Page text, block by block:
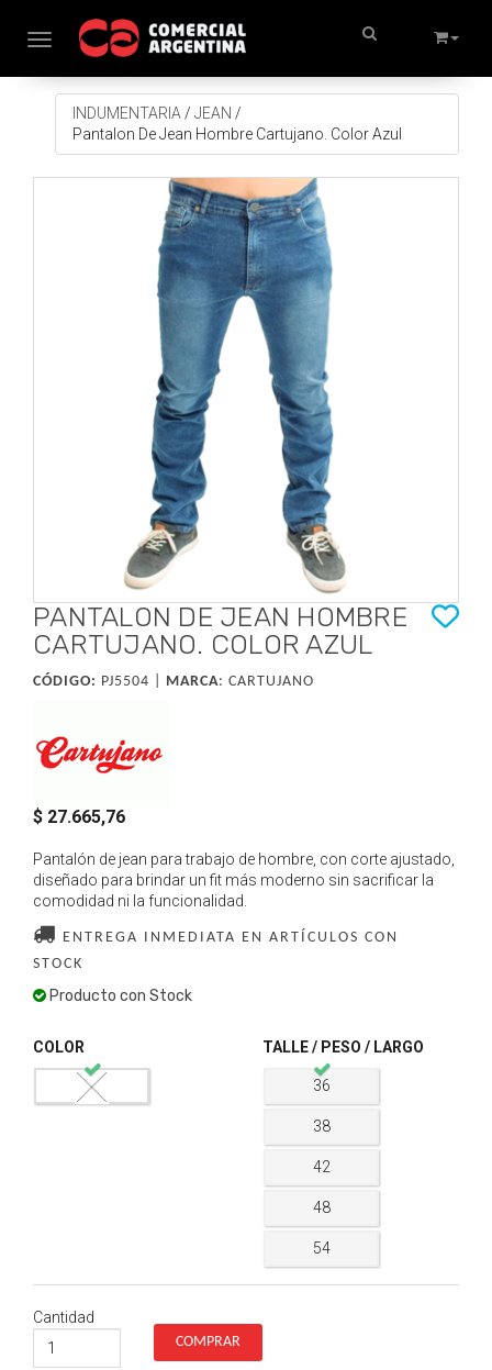
Toggle navigation
INDUMENTARIA / JEAN /
Pantalon De Jean Hombre Cartujano. Color Azul
PANTALON DE JEAN HOMBRE
CARTUJANO. COLOR AZUL
CÓDIGO: PJ5504 | MARCA: CARTUJANO
$ 27.665,76
Pantalón de jean para trabajo de hombre, con corte ajustado,
diseñado para brindar un fit más moderno sin sacrificar la
comodidad ni la funcionalidad.
ENTREGA INMEDIATA EN ARTÍCULOS CON
STOCK
Producto con Stock
COLOR TALLE / PESO / LARGO
36
38
42
48
54
Cantidad